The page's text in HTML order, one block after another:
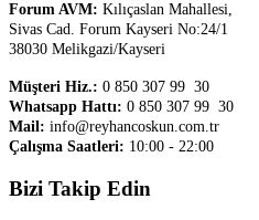
Forum AVM: Kılıçaslan Mahallesi,
Sivas Cad. Forum Kayseri No:24/1
38030 Melikgazi/Kayseri
Müşteri Hiz.: 0 850 307 99 30
Whatsapp Hattı: 0 850 307 99 30
Mail: info@reyhancoskun.com.tr
Çalışma Saatleri: 10:00 - 22:00
Bizi Takip Edin